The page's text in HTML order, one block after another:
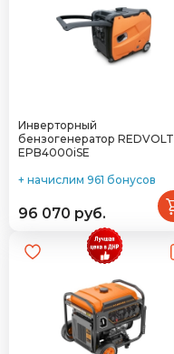
Инверторный
бензогенератор REDVOLT
EPB4000iSE
+ начислим 961 бонусов
96 070 руб.